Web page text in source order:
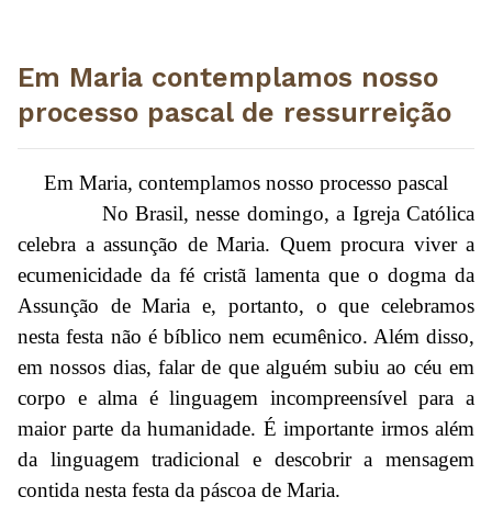
Em Maria contemplamos nosso
processo pascal de ressurreição
Em Maria, contemplamos nosso processo pascal
No Brasil, nesse domingo, a Igreja Católica
celebra a assunção de Maria. Quem procura viver a
ecumenicidade da fé cristã lamenta que o dogma da
Assunção de Maria e, portanto, o que celebramos
nesta festa não é bíblico nem ecumênico. Além disso,
em nossos dias, falar de que alguém subiu ao céu em
corpo e alma é linguagem incompreensível para a
maior parte da humanidade. É importante irmos além
da linguagem tradicional e descobrir a mensagem
contida nesta festa da páscoa de Maria.